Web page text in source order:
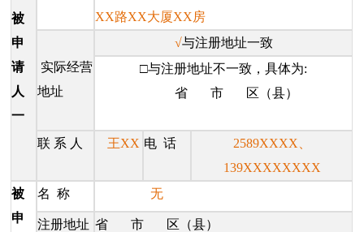
被
申
请
人
一
XX路XX大厦XX房
实际经营
地址
√与注册地址一致
□与注册地址不一致，具体为:
省 市 区（县）
联 系 人 王XX 电 话
2589XXXX、
139XXXXXXXX
被
申
名 称 无
注册地址 省 市 区（县）